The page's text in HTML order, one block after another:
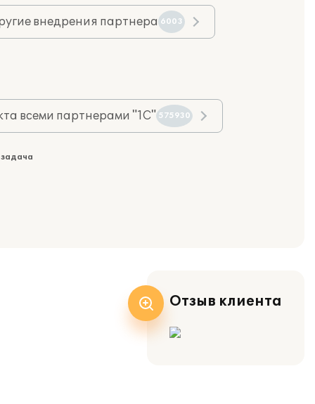
внедрения партнера 6003
всеми партнерами "1С" 575930
Отзыв клиента